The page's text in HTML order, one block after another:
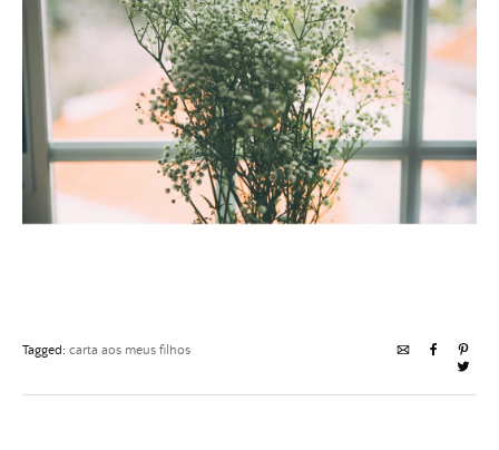
Tagged: carta aos meus filhos